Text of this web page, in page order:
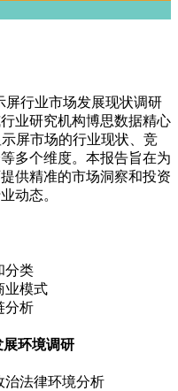
行业市场发展现状调研
业研究机构博思数据精心
屏市场的行业现状、竞
多个维度。本报告旨在为
供精准的市场洞察和投资
动态。
类
模式
析
环境调研
法律环境分析